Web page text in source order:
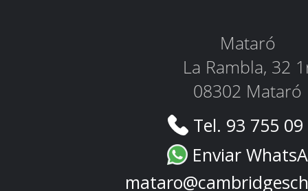
Mataró
La Rambla, 32
08302 Mataró
Tel. 93 755
Enviar